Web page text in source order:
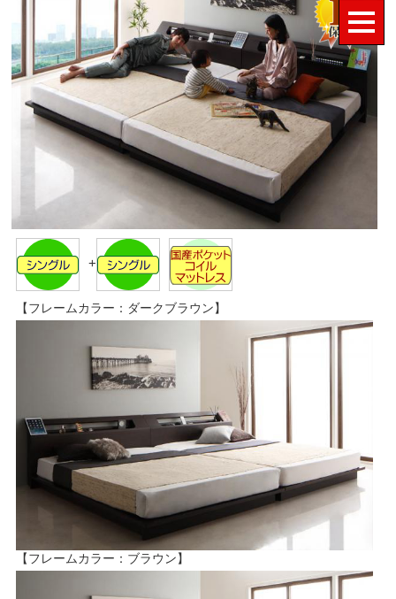
+
【フレームカラー：ダークブラウン】
【フレームカラー：ブラウン】